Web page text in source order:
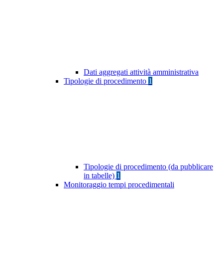
Dati aggregati attività amministrativa
Tipologie di procedimento 1
Tipologie di procedimento (da pubblicare
in tabelle) 1
Monitoraggio tempi procedimentali